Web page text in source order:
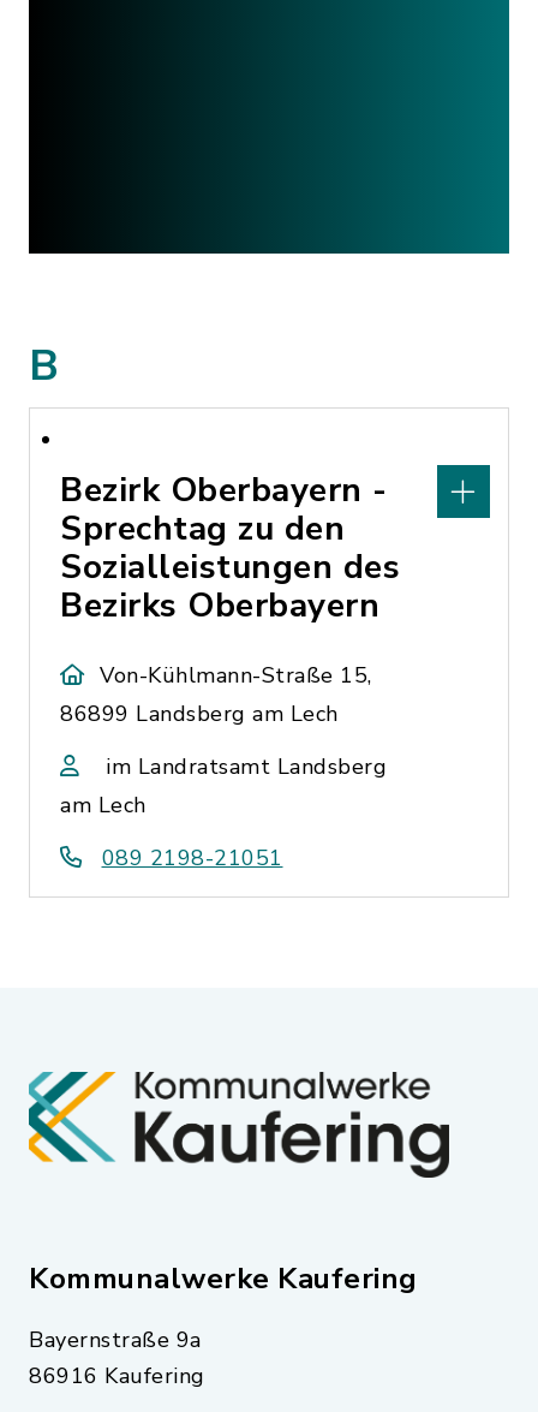
B
Bezirk Oberbayern -
Sprechtag zu den
Sozialleistungen des
Bezirks Oberbayern
Von-Kühlmann-Straße 15,
86899 Landsberg am Lech
im Landratsamt Landsberg
am Lech
089 2198-21051
Kommunalwerke Kaufering
Bayernstraße 9a
86916 Kaufering